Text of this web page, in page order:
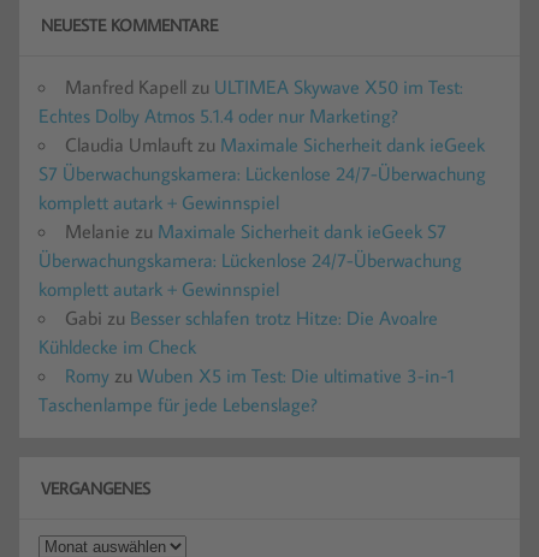
NEUESTE KOMMENTARE
Manfred Kapell zu ULTIMEA Skywave X50 im Test:
Echtes Dolby Atmos 5.1.4 oder nur Marketing?
Claudia Umlauft zu Maximale Sicherheit dank ieGeek
S7 Überwachungskamera: Lückenlose 24/7-Überwachung
komplett autark + Gewinnspiel
Melanie zu Maximale Sicherheit dank ieGeek S7
Überwachungskamera: Lückenlose 24/7-Überwachung
komplett autark + Gewinnspiel
Gabi zu Besser schlafen trotz Hitze: Die Avoalre
Kühldecke im Check
Romy zu Wuben X5 im Test: Die ultimative 3-in-1
Taschenlampe für jede Lebenslage?
VERGANGENES
Vergangenes